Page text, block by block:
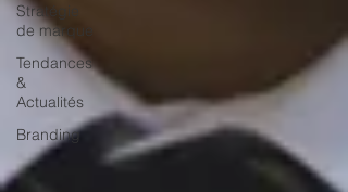
Stratégie
de marque
Tendances
&
Actualités
Branding